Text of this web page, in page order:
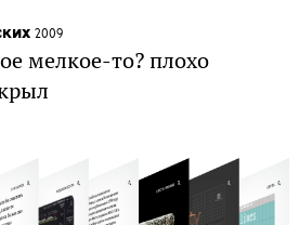
2009
мелкое-то? плохо